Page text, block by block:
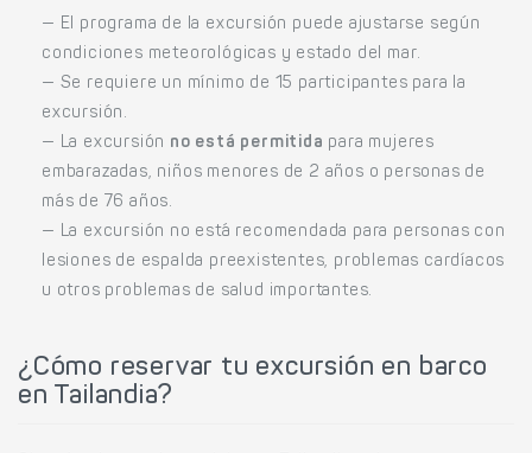
— El programa de la excursión puede ajustarse según
condiciones meteorológicas y estado del mar.
— Se requiere un mínimo de 15 participantes para la
excursión.
— La excursión no está permitida para mujeres
embarazadas, niños menores de 2 años o personas de
más de 76 años.
— La excursión no está recomendada para personas con
lesiones de espalda preexistentes, problemas cardíacos
u otros problemas de salud importantes.
¿Cómo reservar tu excursión en barco
en Tailandia?